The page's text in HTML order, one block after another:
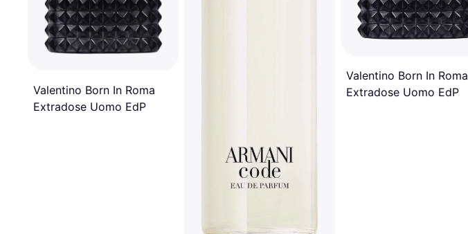
Valentino Born In Roma
Extradose Uomo EdP
Valentino Born In Roma
Extradose Uomo EdP